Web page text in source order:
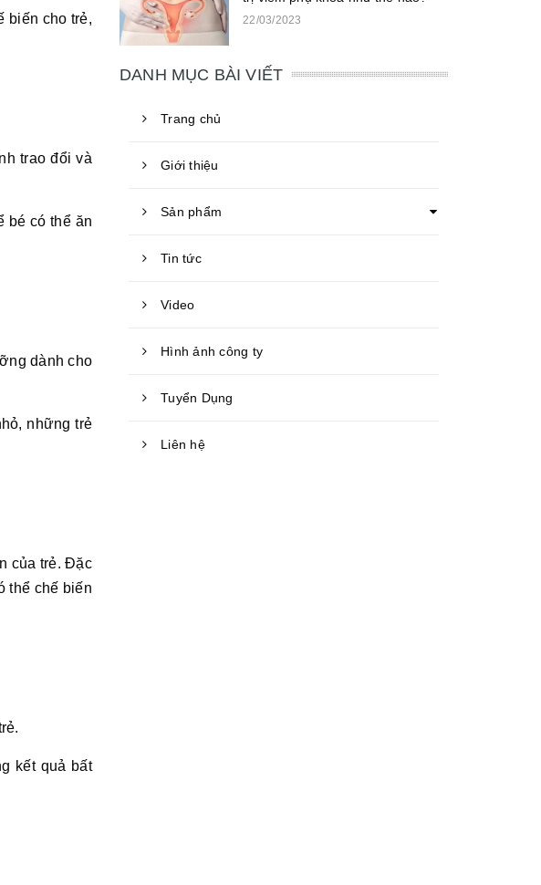
biến cho trẻ,
trao đổi và
bé có thể ăn
dành cho
những trẻ
của trẻ. Đặc
thể chế biến
kết quả bất
22/03/2023
DANH MỤC BÀI VIẾT
Trang chủ
Giới thiệu
Sản phẩm
Tin tức
Video
Hình ảnh công ty
Tuyển Dụng
Liên hệ